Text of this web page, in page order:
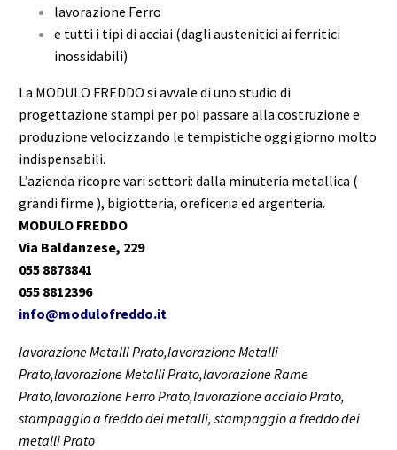
lavorazione Ferro
e tutti i tipi di acciai (dagli austenitici ai ferritici
inossidabili)
La MODULO FREDDO si avvale di uno studio di
progettazione stampi per poi passare alla costruzione e
produzione velocizzando le tempistiche oggi giorno molto
indispensabili.
L’azienda ricopre vari settori: dalla minuteria metallica (
grandi firme ), bigiotteria, oreficeria ed argenteria.
MODULO FREDDO
Via Baldanzese, 229
055 8878841
055 8812396
info@modulofreddo.it
lavorazione Metalli Prato,lavorazione Metalli
Prato,lavorazione Metalli Prato,lavorazione Rame
Prato,lavorazione Ferro Prato,lavorazione acciaio Prato,
stampaggio a freddo dei metalli, stampaggio a freddo dei
metalli Prato